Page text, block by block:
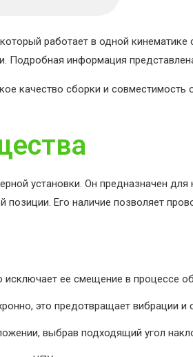
работает в одной
Подробная информация
качество сборки и
установки. Он предназначен для
позиции. Его наличие позволяет
ее смещение в процессе
это предотвращает вибрации и
выбрав подходящий угол